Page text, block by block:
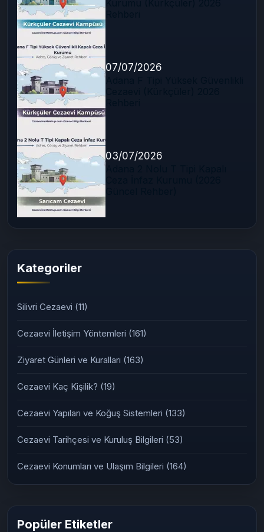
07/07/2026
03/07/2026
Kategoriler
Silivri Cezaevi (11)
Cezaevi İletişim Yöntemleri (161)
Ziyaret Günleri ve Kuralları (163)
Cezaevi Kaç Kişilik? (19)
Cezaevi Yapıları ve Koğuş Sistemleri (133)
Cezaevi Tarihçesi ve Kuruluş Bilgileri (53)
Cezaevi Konumları ve Ulaşım Bilgileri (164)
Popüler Etiketler